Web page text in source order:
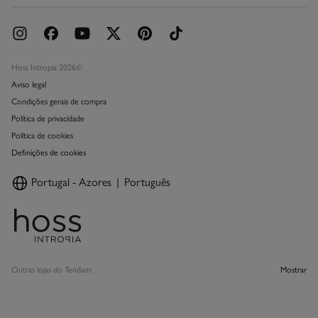
Hoss Intropia 2026©
Aviso legal
Condições gerais de compra
Política de privacidade
Política de cookies
Definições de cookies
Portugal - Azores Português
Outras lojas do Tendam: Mostrar